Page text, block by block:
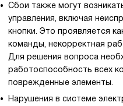
Сбои также могут
управления, включая
кнопки. Это проявляется
команды, некорректная
Для решения вопроса
работоспособность всех
поврежденные элементы.
Нарушения в системе